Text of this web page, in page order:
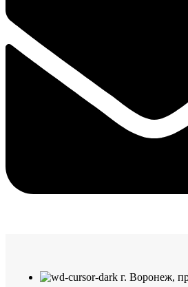
г. Воронеж,